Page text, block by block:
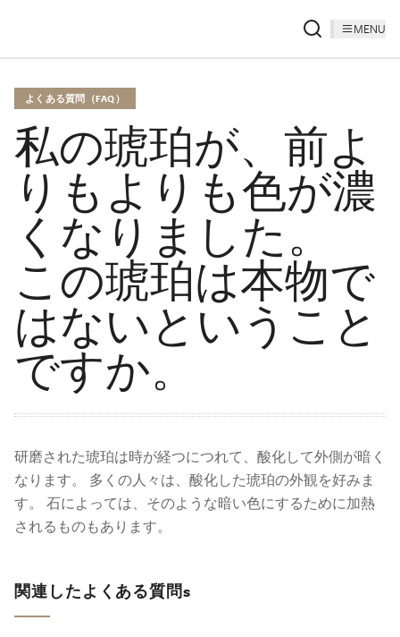
MENU
よくある質問（FAQ）
私の琥珀が、前よ
りもよりも色が濃
くなりました。
この琥珀は本物で
はないということ
ですか。
研磨された琥珀は時が経つにつれて、酸化して外側が暗く
なります。 多くの人々は、酸化した琥珀の外観を好みま
す。 石によっては、そのような暗い色にするために加熱
されるものもあります。
関連したよくある質問s